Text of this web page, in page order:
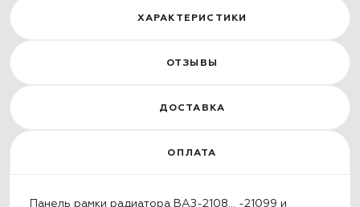
ХАРАКТЕРИСТИКИ
ОТЗЫВЫ
ДОСТАВКА
ОПЛАТА
Панель рамки радиатора ВАЗ-2108… -21099 и